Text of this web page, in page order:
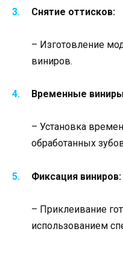
Снятие оттисков:
– Изготовление
виниров.
Временные
– Установка
обработанных
Фиксация виниров:
– Приклеивание
использованием